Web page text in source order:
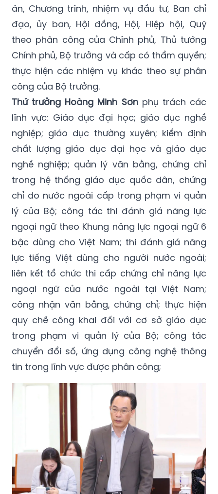
án, Chương trình, nhiệm vụ đầu tư, Ban chỉ
đạo, ủy ban, Hội đồng, Hội, Hiệp hội, Quỹ
theo phân công của Chính phủ, Thủ tướng
Chính phủ, Bộ trưởng và cấp có thẩm quyền;
thực hiện các nhiệm vụ khác theo sự phân
công của Bộ trưởng.
Thứ trưởng Hoàng Minh Sơn phụ trách các
lĩnh vực: Giáo dục đại học; giáo dục nghề
nghiệp; giáo dục thường xuyên; kiểm định
chất lượng giáo dục đại học và giáo dục
nghề nghiệp; quản lý văn bằng, chứng chỉ
trong hệ thống giáo dục quốc dân, chứng
chỉ do nước ngoài cấp trong phạm vi quản
lý của Bộ; công tác thi đánh giá năng lực
ngoại ngữ theo Khung năng lực ngoại ngữ 6
bậc dùng cho Việt Nam; thi đánh giá năng
lực tiếng Việt dùng cho người nước ngoài;
liên kết tổ chức thi cấp chứng chỉ năng lực
ngoại ngữ của nước ngoài tại Việt Nam;
công nhận văn bằng, chứng chỉ; thực hiện
quy chế công khai đối với cơ sở giáo dục
trong phạm vi quản lý của Bộ; công tác
chuyển đổi số, ứng dụng công nghệ thông
tin trong lĩnh vực được phân công;